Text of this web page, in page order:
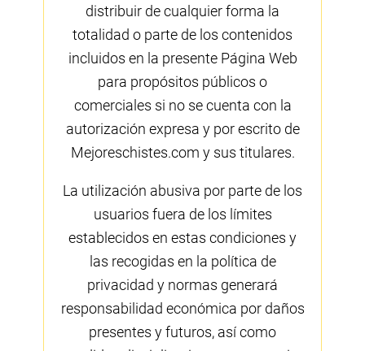
distribuir de cualquier forma la
totalidad o parte de los contenidos
incluidos en la presente Página Web
para propósitos públicos o
comerciales si no se cuenta con la
autorización expresa y por escrito de
Mejoreschistes.com y sus titulares.
La utilización abusiva por parte de los
usuarios fuera de los límites
establecidos en estas condiciones y
las recogidas en la política de
privacidad y normas generará
responsabilidad económica por daños
presentes y futuros, así como